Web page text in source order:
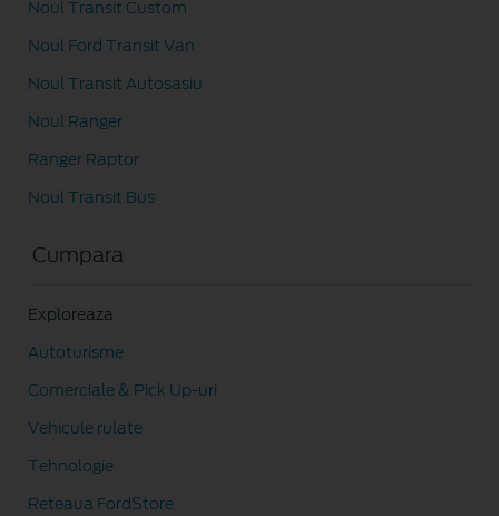
Noul Transit Custom
Noul Ford Transit Van
Noul Transit Autosasiu
Noul Ranger
Ranger Raptor
Noul Transit Bus
Cumpara
Exploreaza
Autoturisme
Comerciale & Pick Up-uri
Vehicule rulate
Tehnologie
Reteaua FordStore